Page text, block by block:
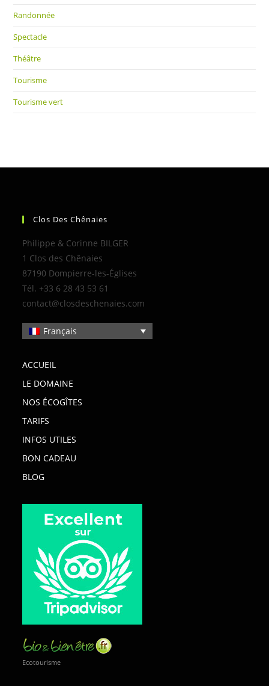
Randonnée
Spectacle
Théâtre
Tourisme
Tourisme vert
Clos Des Chênaies
Philippe & Corinne BILGER
1 Clos des Chênaies
87190 Dompierre-les-Églises
Tél. +33 6 28 43 53 61
contact@closdeschenaies.com
Français
ACCUEIL
LE DOMAINE
NOS ÉCOGÎTES
TARIFS
INFOS UTILES
BON CADEAU
BLOG
Ecotourisme